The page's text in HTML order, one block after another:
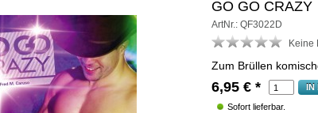
GO GO CRAZY
ArtNr.: QF3022D
Keine
Zum Brüllen
6,95 € * IN
Sofort lieferbar.